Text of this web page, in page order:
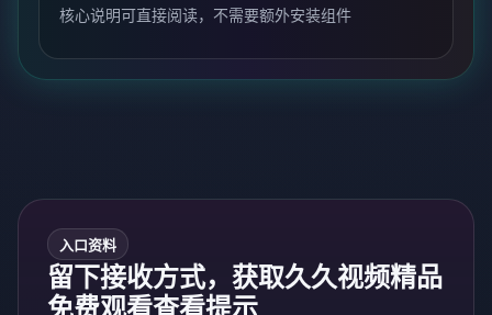
核心说明可直接阅读，不需要额外安装组件
入口资料
留下接收方式，获取久久视频精品
免费观看查看提示